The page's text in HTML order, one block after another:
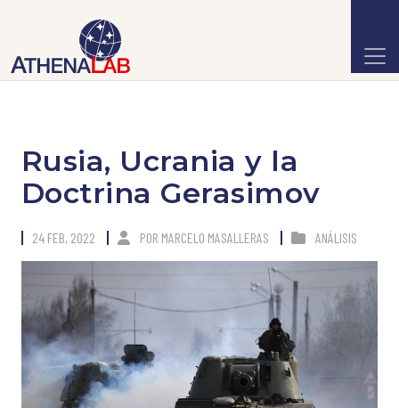
Rusia, Ucrania y la
Doctrina Gerasimov
24 FEB, 2022 POR MARCELO MASALLERAS ANÁLISIS